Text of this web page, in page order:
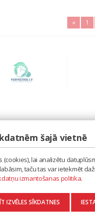
« 1
IZMANTOŠANAS POLITIKA
šajā vietnē
lai analizētu
taču tas var ietekmēt
izmantošanas politika.
IZVĒLES SĪKDATNES